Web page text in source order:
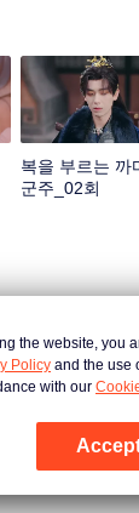
를 돕고 재앙 덩어
.
복을 부르는 까
군주_02회
the website, you
Policy and the use
with our